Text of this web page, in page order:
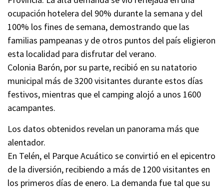
ocupación hotelera del 90% durante la semana y del
100% los fines de semana, demostrando que las
familias pampeanas y de otros puntos del país eligieron
esta localidad para disfrutar del verano.
Colonia Barón, por su parte, recibió en su natatorio
municipal más de 3200 visitantes durante estos días
festivos, mientras que el camping alojó a unos 1600
acampantes.
Los datos obtenidos revelan un panorama más que
alentador.
En Telén, el Parque Acuático se convirtió en el epicentro
de la diversión, recibiendo a más de 1200 visitantes en
los primeros días de enero. La demanda fue tal que su